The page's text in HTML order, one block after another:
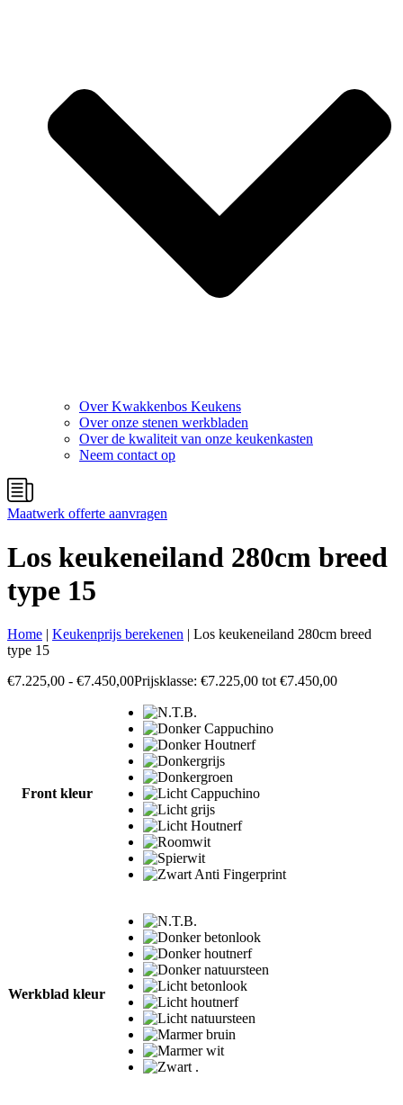
Over Kwakkenbos Keukens
Over onze stenen werkbladen
Over de kwaliteit van onze keukenkasten
Neem contact op
Maatwerk offerte aanvragen
Los keukeneiland 280cm breed
type 15
Home | Keukenprijs berekenen | Los keukeneiland 280cm breed
type 15
€7.225,00 - €7.450,00Prijsklasse: €7.225,00 tot €7.450,00
Front kleur
Werkblad kleur